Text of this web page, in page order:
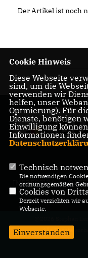
Der Artikel ist noch
01.10.2021
IMPRESSUM
Alle Rechte
Cookie Hinweis
Diese Webseite
sind, um die
verwenden wir
helfen, unser
Optmierung). Für
Dienste, benötigen
Einwilligung
Informationen
Technisch
Die notwendigen
ordnungsgemäßen
Cookies von
Derzeit verzichten wir
Webseite.
Einverstanden